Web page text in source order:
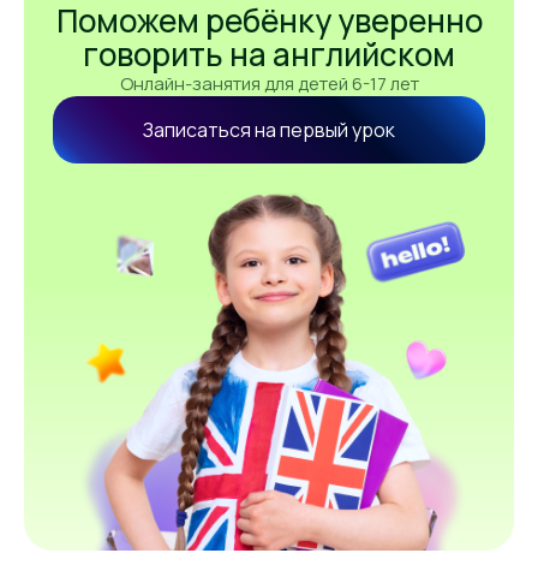
Поможем ребёнку уверенно
говорить на английском
Онлайн-занятия для детей 6-17 лет
Записаться на первый урок